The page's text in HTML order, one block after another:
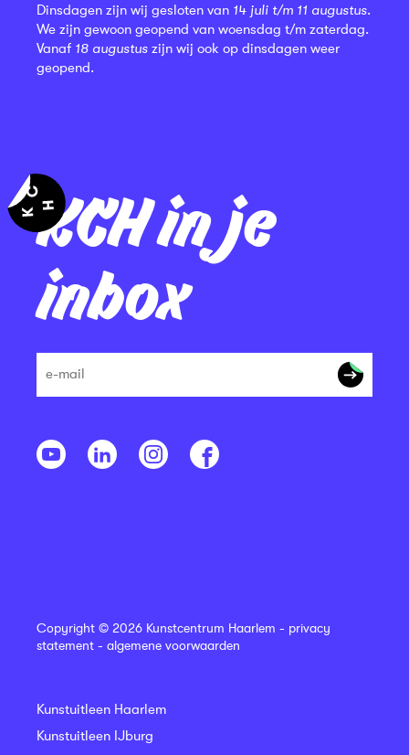
KCH in je
inbox
Dinsdagen zijn wij gesloten van 14 juli t/m 11 augustus.
We zijn gewoon geopend van woensdag t/m zaterdag.
Vanaf 18 augustus zijn wij ook op dinsdagen weer
geopend.
Copyright © 2026 Kunstcentrum Haarlem - privacy
statement - algemene voorwaarden
Kunstuitleen Haarlem
Kunstuitleen IJburg